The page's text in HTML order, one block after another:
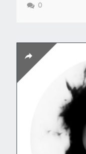
0